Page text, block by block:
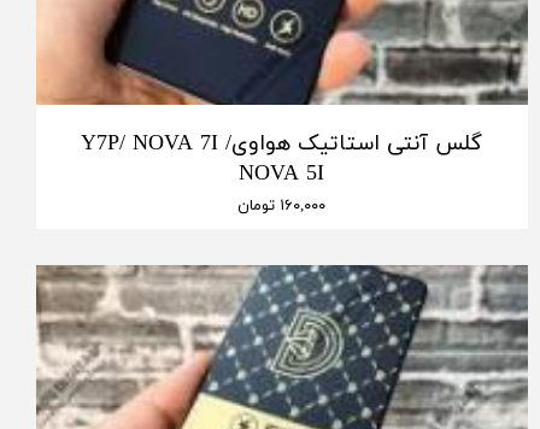
گلس آنتی استاتیک هواویY7P/ NOVA 7I /
NOVA 5I
۱۶۰,۰۰۰ تومان